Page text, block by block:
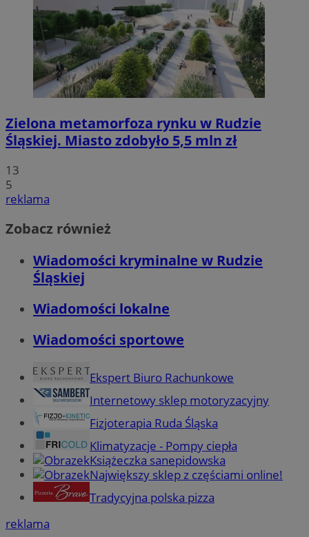
Zielona metamorfoza rynku w Rudzie
Śląskiej. Miasto zdobyło 5,5 mln zł
13
5
reklama
Zobacz również
Wiadomości kryminalne w Rudzie
Śląskiej
Wiadomości lokalne
Wiadomości sportowe
Ekspert Biuro Rachunkowe
Internetowy sklep motoryzacyjny
Fizjoterapia Ruda Śląska
Klimatyzacje - Pompy ciepła
Książeczka sanepidowska
Największy sklep z częściami online!
Tradycyjna polska pizza
reklama